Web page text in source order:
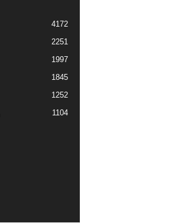
4172
2251
1997
1845
1252
1104